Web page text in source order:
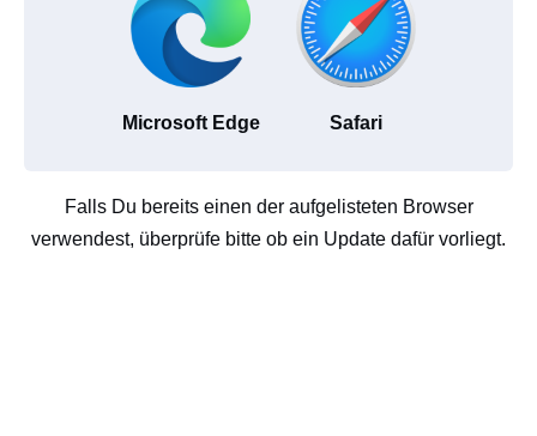
Microsoft Edge Safari
Falls Du bereits einen der aufgelisteten Browser
verwendest, überprüfe bitte ob ein Update dafür vorliegt.